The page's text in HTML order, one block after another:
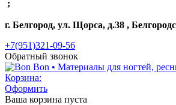
;
г. Белгород, ул. Щорса, д.38 ,
+7(951)321-09-56
Обратный звонок
Корзина:
Оформить
Ваша корзина пуста